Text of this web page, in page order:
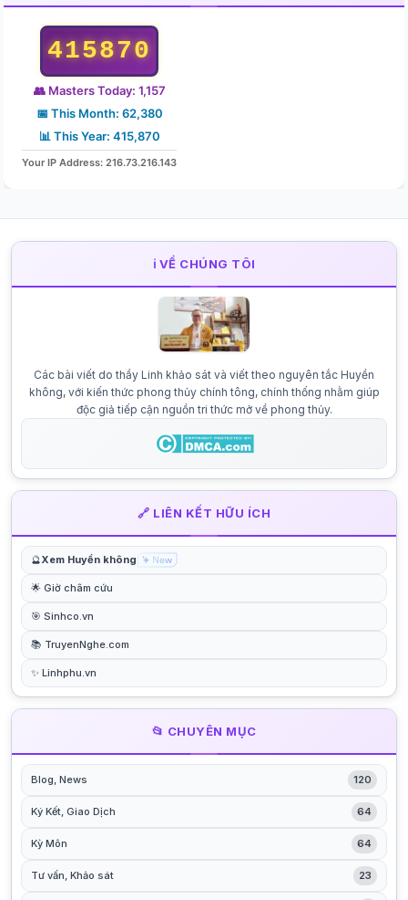
415870
👥 Masters Today: 1,157
📅 This Month: 62,380
📊 This Year: 415,870
Your IP Address: 216.73.216.143
ℹ️ VỀ CHÚNG TÔI
Các bài viết do thầy Linh khảo sát và viết theo nguyên tắc Huyền
không, với kiến thức phong thủy chính tông, chính thống nhằm giúp
độc giả tiếp cận nguồn tri thức mở về phong thủy.
🔗 LIÊN KẾT HỮU ÍCH
🔮Xem Huyền không
🌟 Giờ châm cứu
🎯 Sinhco.vn
📚 TruyenNghe.com
✨ Linhphu.vn
📂 CHUYÊN MỤC
Blog, News 120
Ký Kết, Giao Dịch 64
Kỳ Môn 64
Tư vấn, Khảo sát 23